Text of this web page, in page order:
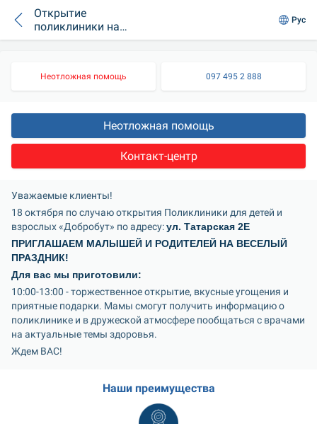
Открытие
поликлиники на
Татарской, 2Е
Рус
Неотложная помощь 097 495 2 888
Неотложная помощь
Контакт-центр
Уважаемые клиенты!
18 октября по случаю открытия Поликлиники для детей и
взрослых «Добробут» по адресу: ул. Татарская 2E
ПРИГЛАШАЕМ МАЛЫШЕЙ И РОДИТЕЛЕЙ НА ВЕСЕЛЫЙ
ПРАЗДНИК!
Для вас мы приготовили:
10:00-13:00 - торжественное открытие, вкусные угощения и
приятные подарки. Мамы смогут получить информацию о
поликлинике и в дружеской атмосфере пообщаться с врачами
на актуальные темы здоровья.
Ждем ВАС!
Наши преимущества